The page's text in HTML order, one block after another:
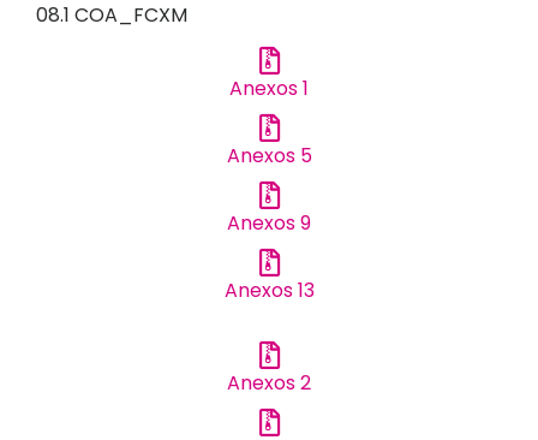
08.1 COA_FCXM
Anexos 1
Anexos 5
Anexos 9
Anexos 13
Anexos 2